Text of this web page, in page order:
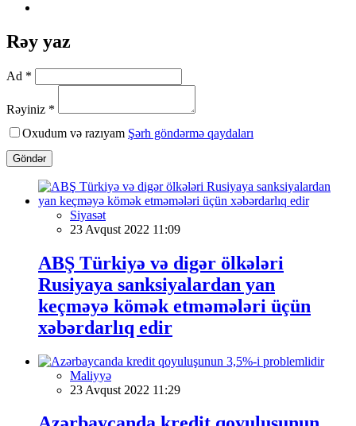
Rəy yaz
Ad *
Rəyiniz *
Oxudum və razıyam Şərh göndərmə qaydaları
Göndər
Siyasət
23 Avqust 2022 11:09
ABŞ Türkiyə və digər ölkələri
Rusiyaya sanksiyalardan yan
keçməyə kömək etməmələri üçün
xəbərdarlıq edir
Maliyyə
23 Avqust 2022 11:29